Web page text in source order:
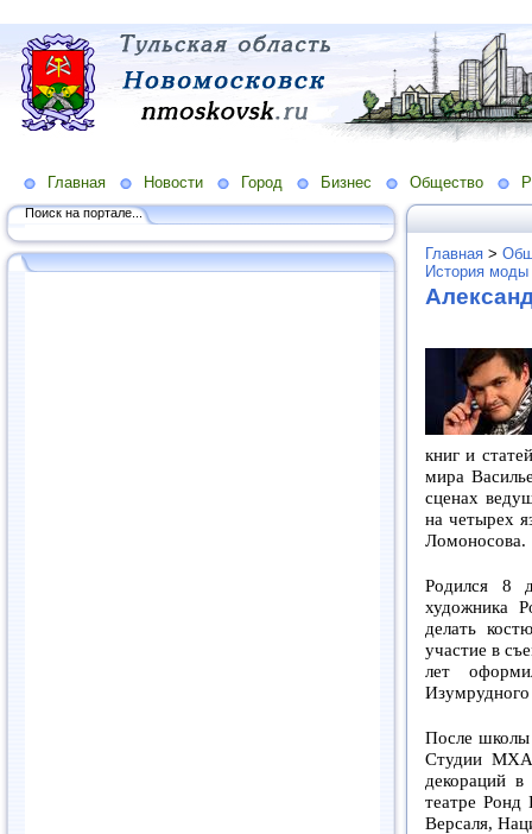
Главная Новости Город Бизнес Общество
Поиск на портале...
Главная >
История моды
книг и
мира
сценах
на четырех
Ломоносова.
Родился 8
художника
делать
участие в
лет
После школы
Студии
декораций
театре Ронд
Версаля,